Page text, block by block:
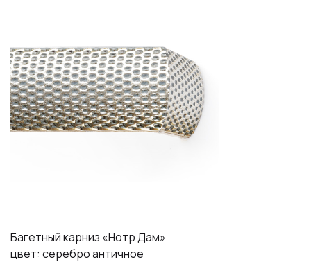
Багетный карниз «Нотр Дам»
цвет: серебро античное